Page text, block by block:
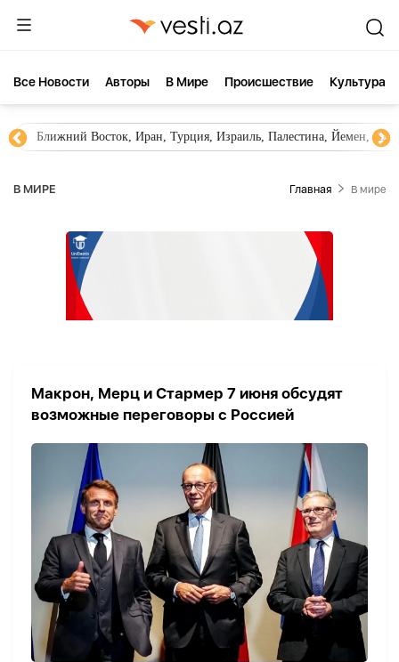
Все Новости Aвторы В Мире Происшествие Культура
Ближний Восток, Иран, Турция, Израиль, Палестина, Йемен,
В МИРЕ Главная В мире
Макрон, Мерц и Стармер 7 июня обсудят
возможные переговоры с Россией